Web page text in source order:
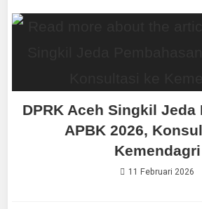
DPRK Aceh Singkil Jeda
APBK 2026,
Kemendagri
11 Februari 2026